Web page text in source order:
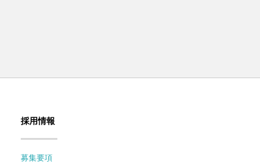
採用情報
募集要項